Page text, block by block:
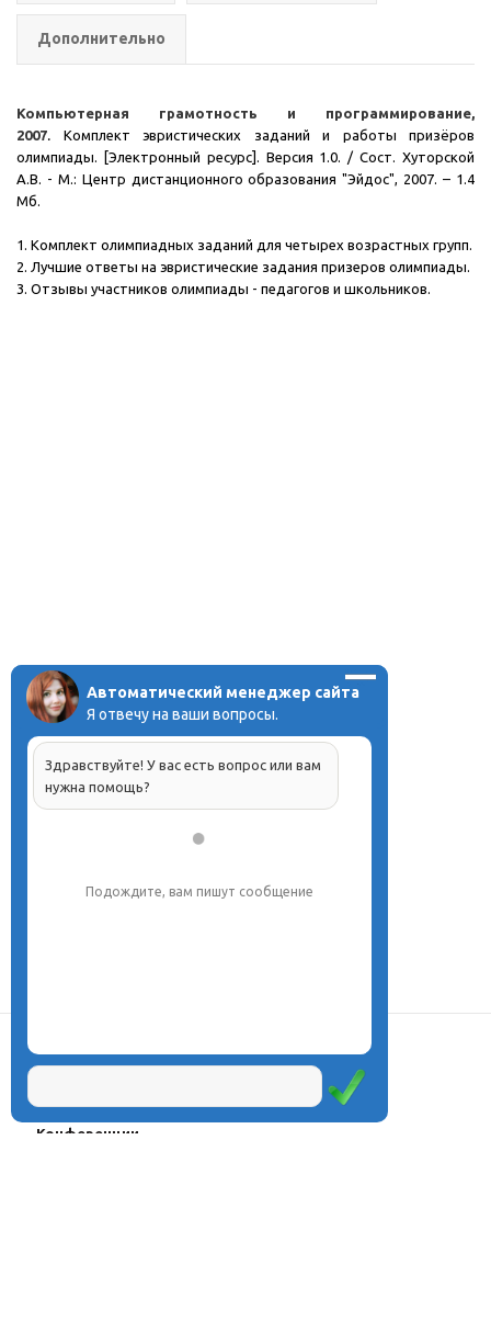
Дополнительно
Компьютерная грамотность и программирование,
2007. Комплект эвристических заданий и работы призёров
олимпиады. [Электронный ресурс]. Версия 1.0. / Сост. Хуторской
А.В. - М.: Центр дистанционного образования "Эйдос", 2007. – 1.4
Мб.
1. Комплект олимпиадных заданий для четырех возрастных групп.
2. Лучшие ответы на эвристические задания призеров олимпиады.
3. Отзывы участников олимпиады - педагогов и школьников.
Проекты
Олимпиады
Конферeнции
Автоматический менеджер сайта
Я отвечу на ваши вопросы.
Здравствуйте! У вас есть вопрос или вам
нужна помощь?
Подождите, вам пишут сообщение